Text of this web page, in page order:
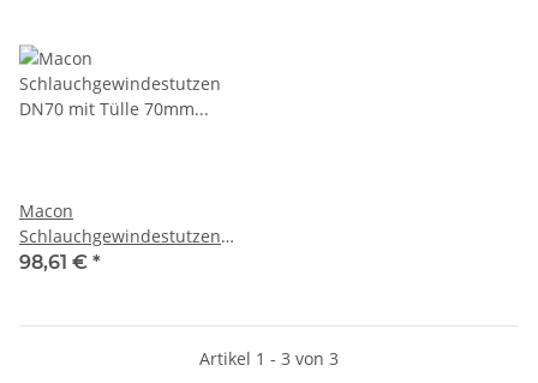
Macon
Schlauchgewindestutzen
DN70 mit Tülle 70mm
98,61 € *
Artikel 1 - 3 von 3